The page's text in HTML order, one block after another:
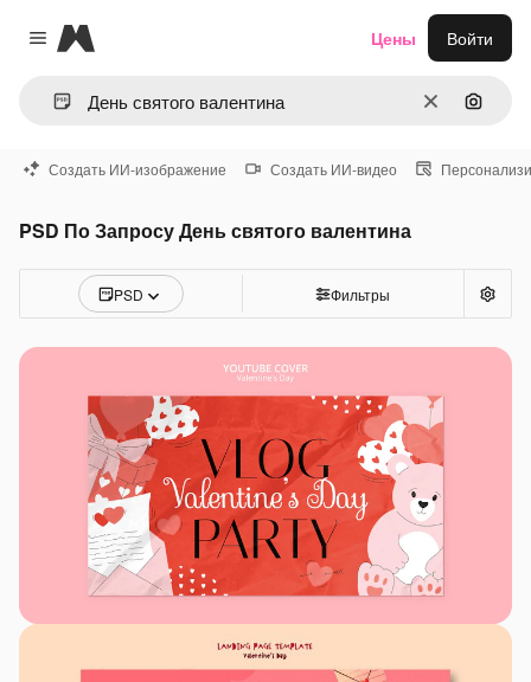
Close menu
Magnific
ОчиститьПоиск
Цены Войти
Создать ИИ-изображение Создать ИИ-видео
PSD По Запросу День святого валентина
PSD Фильтры